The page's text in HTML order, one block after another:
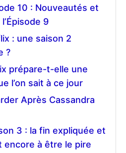
10 : Nouveautés et
9
: une saison 2
?
prépare-t-elle une
l’on sait à ce jour
Après Cassandra
3 : la fin expliquée et
encore à être le pire